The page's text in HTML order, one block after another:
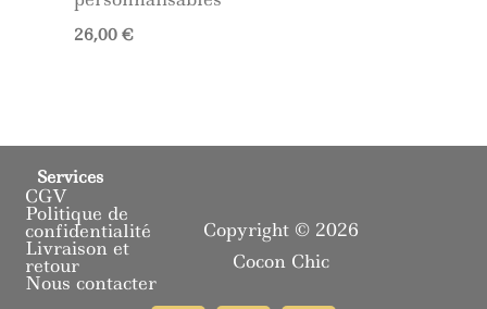
26,00 €
Services
CGV
Politique de
confidentialité
Livraison et
retour
Nous contacter
Copyright © 2026
Cocon Chic